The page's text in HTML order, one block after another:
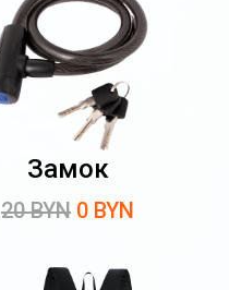
20 BYN 0 BYN
Замок